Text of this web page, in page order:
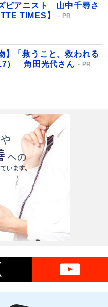
ピアニスト 山中千尋さ
TIMES】
PR
】「救うこと、救われる
） 角田光代さん
PR